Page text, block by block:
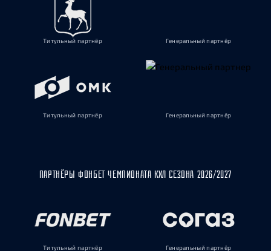
Титульный партнёр Генеральный партнёр
Титульный партнёр Генеральный партнёр
ПАРТНЁРЫ ФОНБЕТ ЧЕМПИОНАТА КХЛ СЕЗОНА 2026/2027
Титульный партнёр Генеральный партнёр